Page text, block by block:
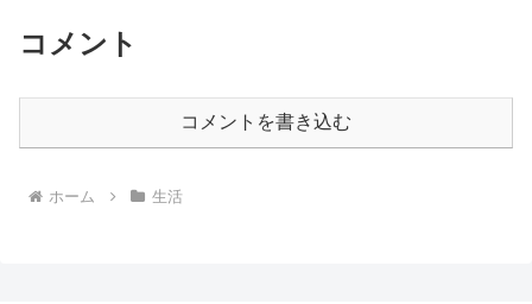
コメント
コメントを書き込む
ホーム 生活